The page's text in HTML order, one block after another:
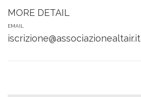
MORE DETAIL
EMAIL
iscrizione@associazionealtair.it